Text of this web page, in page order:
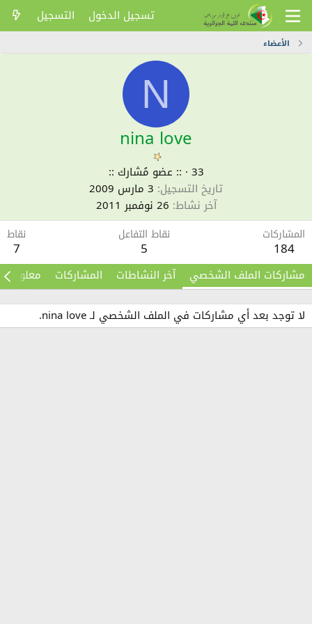
تسجيل الدخول التسجيل
الأعضاء
N
nina love
:: عضو مُشارك :: · 33
تاريخ التسجيل 3 مارس 2009
آخر نشاط 26 نوفمبر 2011
المشاركات
184
نقاط التفاعل
5
نقاط
7
مشاركات الملف الشخصي آخر النشاطات المشاركات معلومات
لا توجد بعد أي مشاركات في الملف الشخصي لـ nina love.